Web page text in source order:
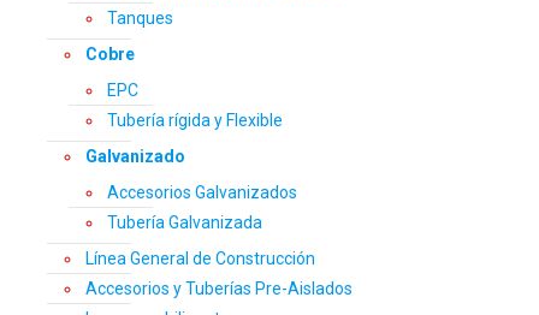
Tanques
Cobre
EPC
Tubería rígida y Flexible
Galvanizado
Accesorios Galvanizados
Tubería Galvanizada
Línea General de Construcción
Accesorios y Tuberías Pre-Aislados